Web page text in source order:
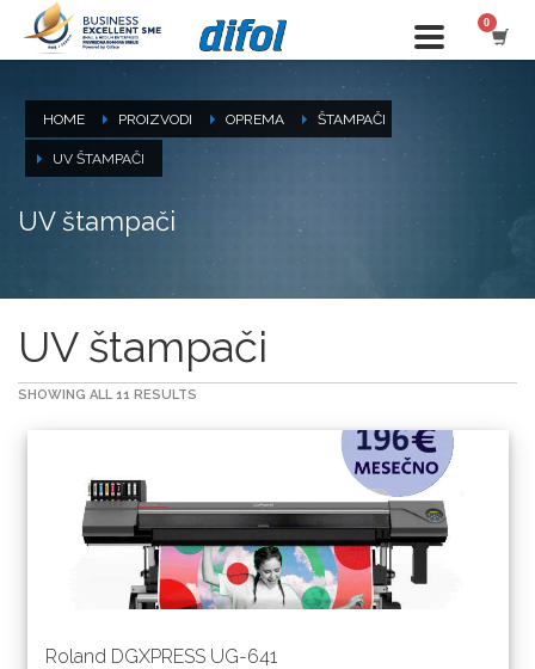
HOME PROIZVODI OPREMA ŠTAMPAČI
UV ŠTAMPAČI
UV štampači
UV štampači
SHOWING ALL 11 RESULTS
Roland DGXPRESS UG-641